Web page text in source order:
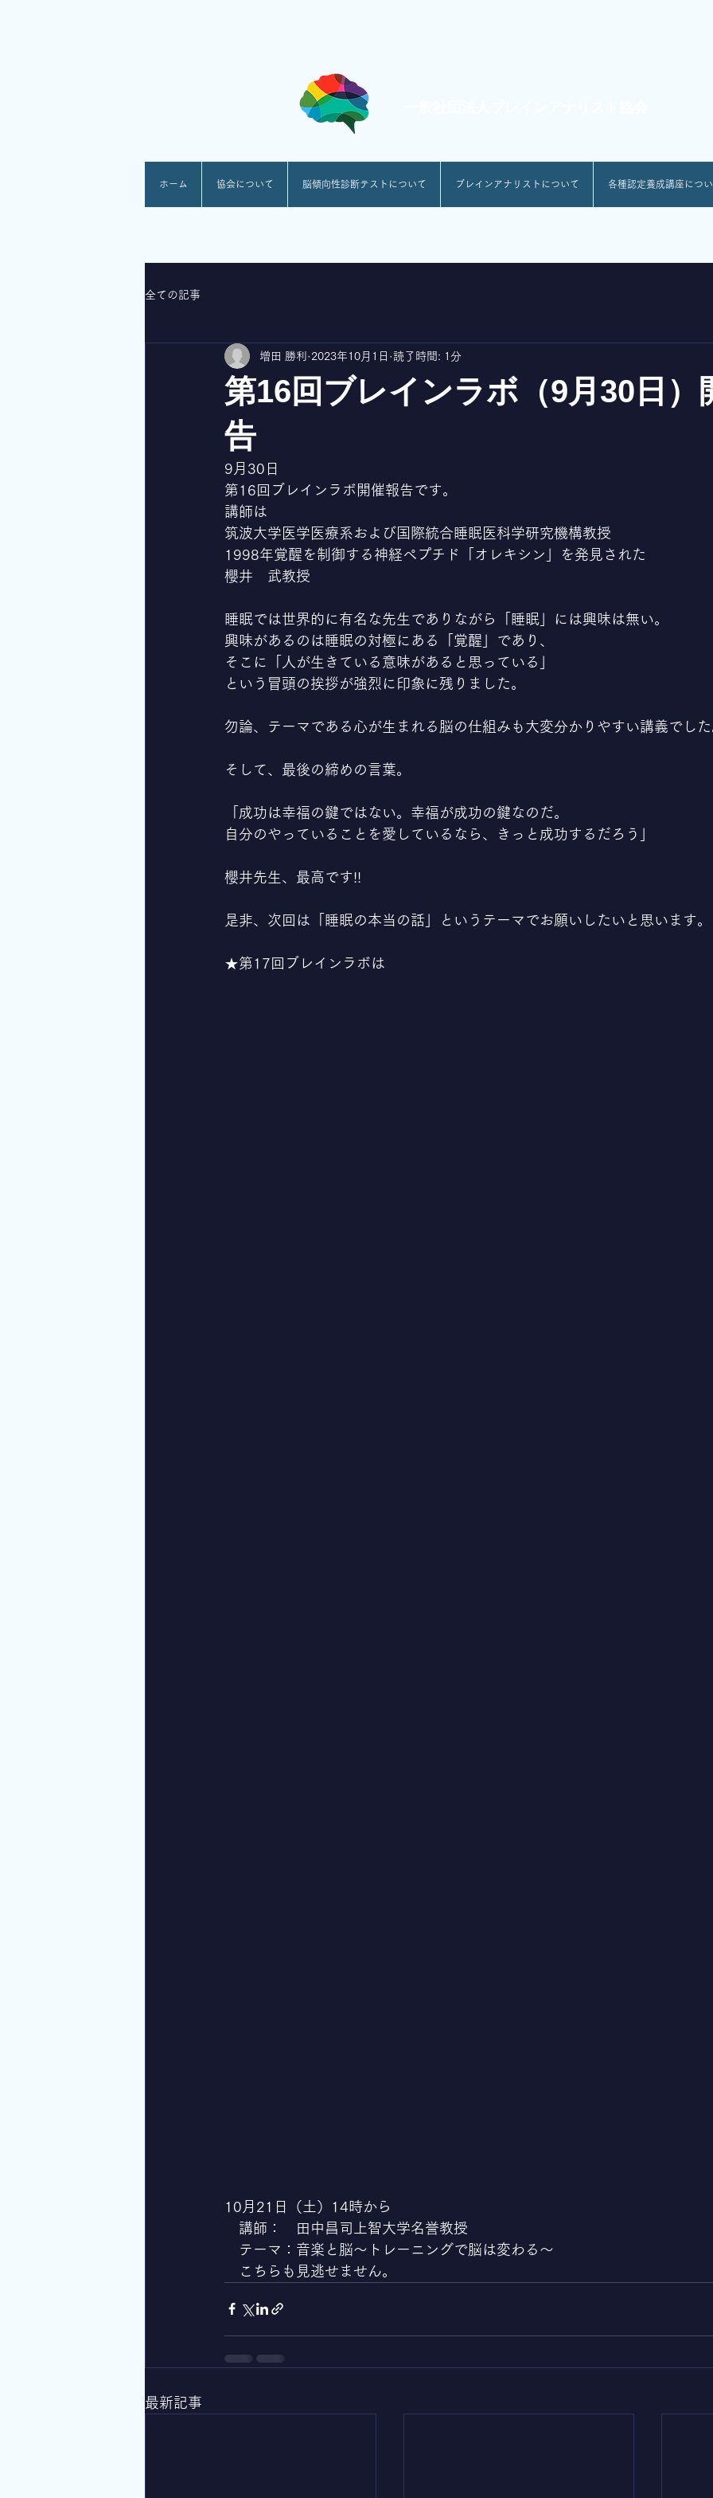
ホーム 協会について 脳傾向性診断テストについて ブレインアナリストについて 各種認定養成講座につ
全ての記事
第16回ブレインラボ（9月30日）
告
増田 勝利 2023年10月1日 読了時間: 1分
9月30日
第16回ブレインラボ開催報告です。
講師は
筑波大学医学医療系および国際統合睡眠医科学研究機構教授
1998年覚醒を制御する神経ペプチド「オレキシン」を発見された
櫻井　武教授
睡眠では世界的に有名な先生でありながら「睡眠」には興味は無い。
興味があるのは睡眠の対極にある「覚醒」であり、
そこに「人が生きている意味があると思っている」
という冒頭の挨拶が強烈に印象に残りました。
勿論、テーマである心が生まれる脳の仕組みも大変分かりやすい講義でし
そして、最後の締めの言葉。
「成功は幸福の鍵ではない。幸福が成功の鍵なのだ。
自分のやっていることを愛しているなら、きっと成功するだろう」
櫻井先生、最高です!!
是非、次回は「睡眠の本当の話」というテーマでお願いしたいと思います。
★第17回ブレインラボは
10月21日（土）14時から
講師：　田中昌司上智大学名誉教授
テーマ：音楽と脳～トレーニングで脳は変わる～
こちらも見逃せません。
最新記事